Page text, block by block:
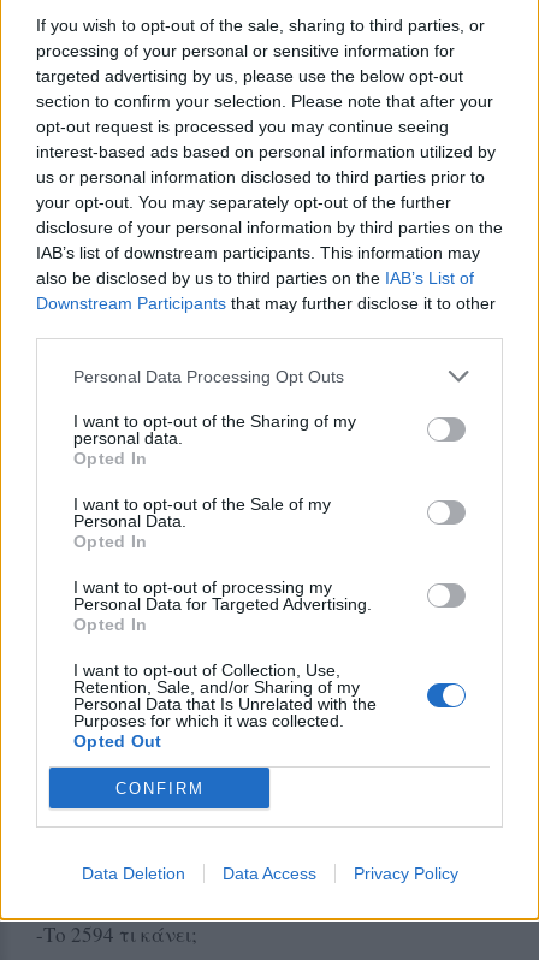
If you wish to opt-out of the sale, sharing to third parties, or
processing of your personal or sensitive information for
targeted advertising by us, please use the below opt-out
section to confirm your selection. Please note that after your
opt-out request is processed you may continue seeing
interest-based ads based on personal information utilized by
us or personal information disclosed to third parties prior to
your opt-out. You may separately opt-out of the further
disclosure of your personal information by third parties on the
IAB’s list of downstream participants. This information may
also be disclosed by us to third parties on the IAB’s List of
Downstream Participants that may further disclose it to other
Personal Data Processing Opt Outs
I want to opt-out of the Sharing of my
personal data.
Opted In
I want to opt-out of the Sale of my
Personal Data.
Opted In
I want to opt-out of processing my
Personal Data for Targeted Advertising.
Opted In
I want to opt-out of Collection, Use,
Retention, Sale, and/or Sharing of my
Personal Data that Is Unrelated with the
Purposes for which it was collected.
Opted Out
CONFIRM
Data Deletion Data Access Privacy Policy
Σταθμάρχης: Ναι.
Η επιβατική αμαξοστοιχία 63 ταξιδεύει από
Θεσσαλονίκη για Αθήνα αλλά οι σταθμάρχες
ακούγονται να εκτιμούν μόνο κατά προσέγγιση το
σημείο που βρίσκεται το τρένο.
-Το 63 λέω πού είναι;
-Το 63 δεν ξέρω, ούτε στο Πλατύ δεν πρέπει να
είναι ακόμα.
-Α, δεν έφτασε διασταύρωση εκεί;
-Oχι, όχι, όχι.
επικοινωνεί και με άλλο συνάδελφό του,
προκειμένου να πληροφορηθεί για τη θέση του
τρένου. Ταυτόχρονα καλείται να διαχειριστεί
άλλα δύο τρένα, το ένα εκ των οποίων φαίνεται
παραλάβει.
-Ελα, έρχεται σε εσένα το 63;
-Ναι έρχεται.
-Α, ωραία, το σταματάς, έτσι;
-Ναι, ναι, ναι.
-Το 2594 τι κάνει;